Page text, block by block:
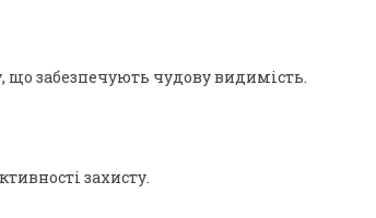
забезпечують чудову видимість.
захисту.